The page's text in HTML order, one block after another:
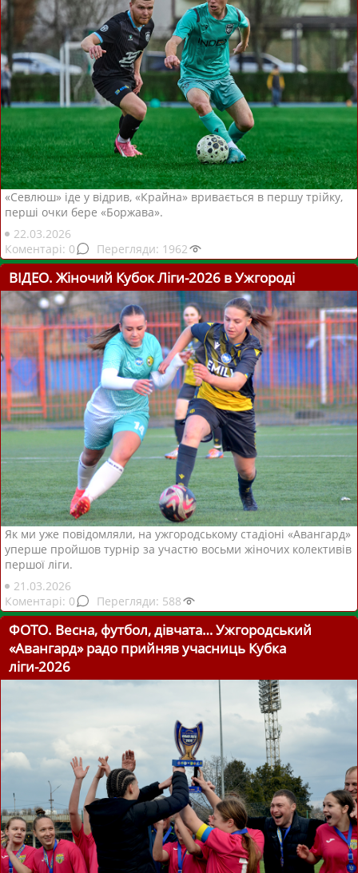
«Севлюш» іде у відрив, «Крайна» вривається в першу трійку,
перші очки бере «Боржава».
22.03.2026
0
1962
ВІДЕО. Жіночий Кубок Ліги-2026 в Ужгороді
Як ми уже повідомляли, на ужгородському стадіоні «Авангард»
уперше пройшов турнір за участю восьми жіночих колективів
першої ліги.
21.03.2026
0
588
ФОТО. Весна, футбол, дівчата… Ужгородський
«Авангард» радо прийняв учасниць Кубка
ліги-2026